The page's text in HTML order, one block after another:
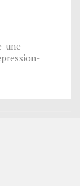
une-